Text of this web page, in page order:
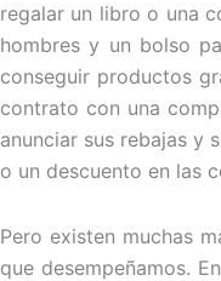
regalar un libro o una
hombres y un bolso
conseguir productos
contrato con una
anunciar sus rebajas y
o un descuento en las
Pero existen muchas
que desempeñamos.